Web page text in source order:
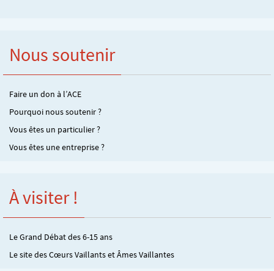
Nous soutenir
Faire un don à l’ACE
Pourquoi nous soutenir ?
Vous êtes un particulier ?
Vous êtes une entreprise ?
À visiter !
Le Grand Débat des 6-15 ans
Le site des Cœurs Vaillants et Âmes Vaillantes